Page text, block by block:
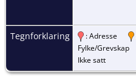
Tegnforklaring : Adresse
Fylke/Grevskap
Ikke satt